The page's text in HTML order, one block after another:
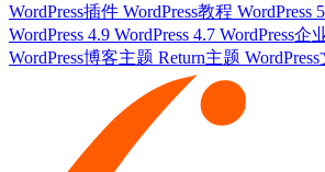
WordPress插件 WordPress教程 WordPress
WordPress 4.9 WordPress 4.7 WordPress企
WordPress博客主题 Return主题